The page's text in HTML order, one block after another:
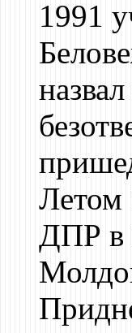
1991
Летом
ДПР в